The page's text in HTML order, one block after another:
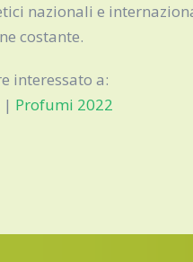
nazionali e
costante.
interessato a:
| Profumi 2022